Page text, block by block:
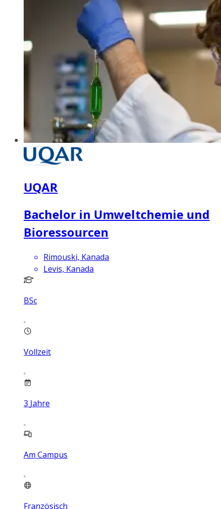
UQAR
Bachelor in Umweltchemie und
Bioressourcen
Rimouski, Kanada
Levis, Kanada
BSc
Vollzeit
3 Jahre
Am Campus
Französisch